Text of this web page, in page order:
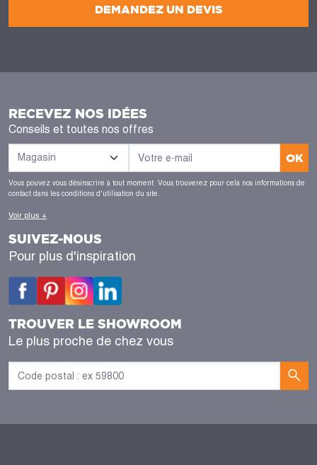
DEMANDEZ UN DEVIS
RECEVEZ NOS IDÉES
Conseils et toutes nos offres
OK
Vous pouvez vous désinscrire à tout moment. Vous trouverez pour cela nos informations de
contact dans les conditions d'utilisation du site.
Voir plus +
SUIVEZ-NOUS
Pour plus d'inspiration
TROUVER LE SHOWROOM
Le plus proche de chez vous